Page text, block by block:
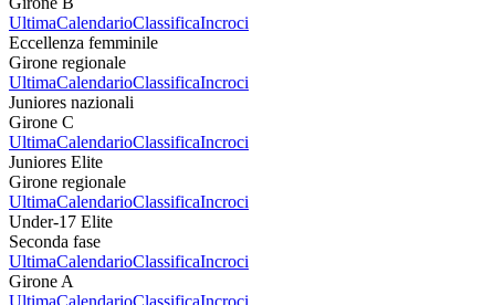
UltimaCalendarioClassificaIncroci
Eccellenza femminile
Girone regionale
UltimaCalendarioClassificaIncroci
Juniores nazionali
Girone C
UltimaCalendarioClassificaIncroci
Juniores Elite
Girone regionale
UltimaCalendarioClassificaIncroci
Under-17 Elite
Seconda fase
UltimaCalendarioClassificaIncroci
Girone A
UltimaCalendarioClassificaIncroci